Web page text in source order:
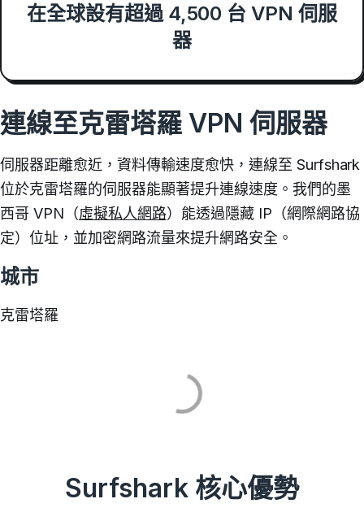
在全球設有超過 4,500 台 VPN 伺服
器
連線至克雷塔羅 VPN 伺服器
伺服器距離愈近，資料傳輸速度愈快，連線至 Surfshark
位於克雷塔羅的伺服器能顯著提升連線速度。 我們的墨
西哥 VPN（虛擬私人網路）能透過隱藏 IP（網際網路協
定）位址，並加密網路流量來提升網路安全。
城市
克雷塔羅
Surfshark 核心優勢